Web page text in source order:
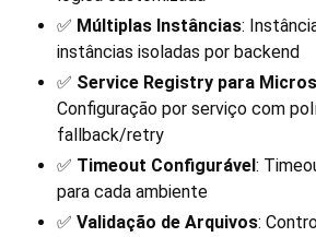
✅ Múltiplas Instâncias:
instâncias isoladas por backend
✅ Service Registry para
Configuração por serviço com
fallback/retry
✅ Timeout Configurável :
para cada ambiente
✅ Validação de Arquivos: